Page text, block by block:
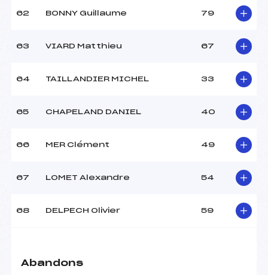
62 BONNY Guillaume 79
63 VIARD Matthieu 67
64 TAILLANDIER MICHEL 33
65 CHAPELAND DANIEL 40
66 MER Clément 49
67 LOMET Alexandre 54
68 DELPECH Olivier 59
Abandons